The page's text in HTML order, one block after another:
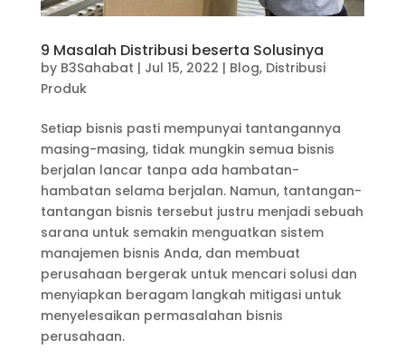
9 Masalah Distribusi beserta Solusinya
by B3Sahabat | Jul 15, 2022 | Blog, Distribusi
Produk
Setiap bisnis pasti mempunyai tantangannya
masing-masing, tidak mungkin semua bisnis
berjalan lancar tanpa ada hambatan-
hambatan selama berjalan. Namun, tantangan-
tantangan bisnis tersebut justru menjadi sebuah
sarana untuk semakin menguatkan sistem
manajemen bisnis Anda, dan membuat
perusahaan bergerak untuk mencari solusi dan
menyiapkan beragam langkah mitigasi untuk
menyelesaikan permasalahan bisnis
perusahaan.